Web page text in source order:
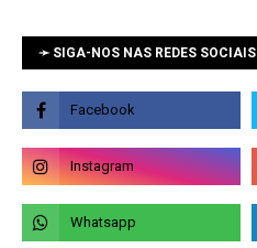
➛ SIGA-NOS NAS REDES SOCIAIS